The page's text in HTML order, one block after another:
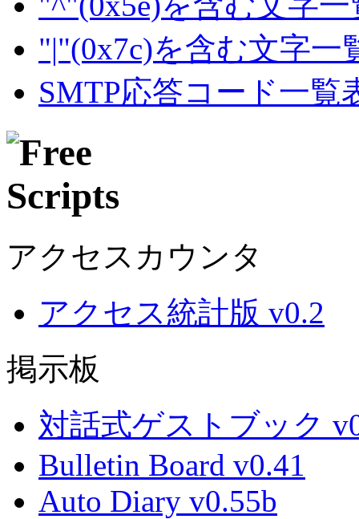
"|"(0x7c)を含む文字一
SMTP応答コード一覧
アクセスカウンタ
アクセス統計版 v0.2
掲示板
対話式ゲストブック
Bulletin Board v0.41
Auto Diary v0.55b